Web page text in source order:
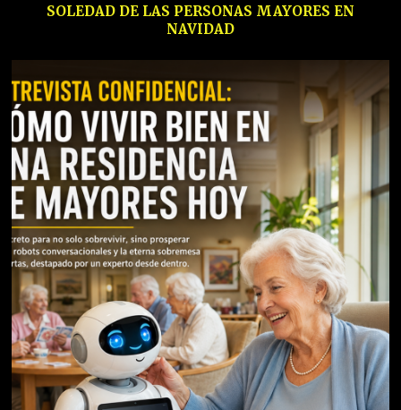
SOLEDAD DE LAS PERSONAS MAYORES EN
NAVIDAD